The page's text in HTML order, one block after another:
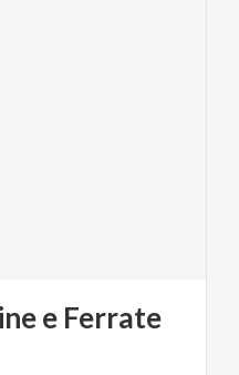
e Ferrate